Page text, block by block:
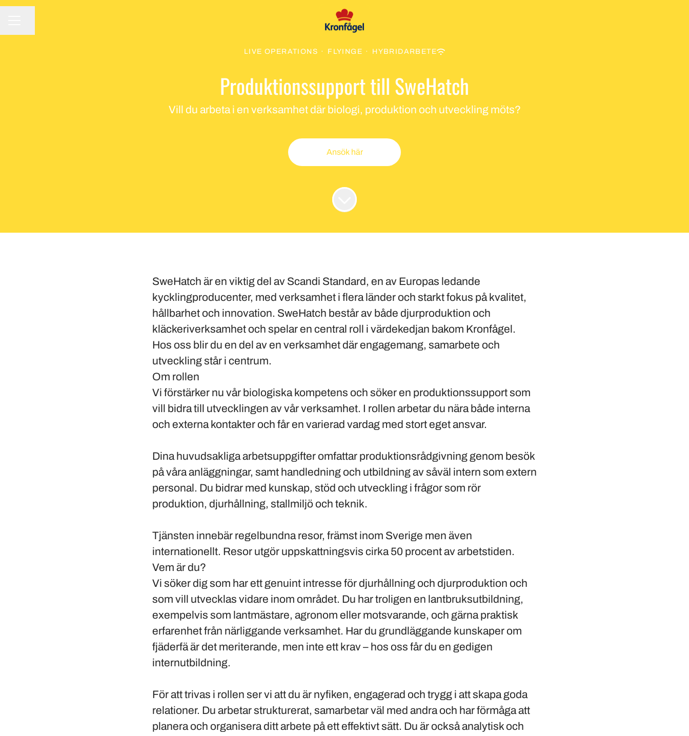
LIVE OPERATIONS · FLYINGE · HYBRIDARBETE
Produktionssupport till SweHatch
Vill du arbeta i en verksamhet där biologi, produktion och utveckling möts?
Ansök här
SweHatch är en viktig del av Scandi Standard, en av Europas ledande
kycklingproducenter, med verksamhet i flera länder och starkt fokus på kvalitet,
hållbarhet och innovation. SweHatch består av både djurproduktion och
kläckeriverksamhet och spelar en central roll i värdekedjan bakom Kronfågel.
Hos oss blir du en del av en verksamhet där engagemang, samarbete och
utveckling står i centrum.
Om rollen
Vi förstärker nu vår biologiska kompetens och söker en produktionssupport som
vill bidra till utvecklingen av vår verksamhet. I rollen arbetar du nära både interna
och externa kontakter och får en varierad vardag med stort eget ansvar.
Dina huvudsakliga arbetsuppgifter omfattar produktionsrådgivning genom besök
på våra anläggningar, samt handledning och utbildning av såväl intern som extern
personal. Du bidrar med kunskap, stöd och utveckling i frågor som rör
produktion, djurhållning, stallmiljö och teknik.
Tjänsten innebär regelbundna resor, främst inom Sverige men även
internationellt. Resor utgör uppskattningsvis cirka 50 procent av arbetstiden.
Vem är du?
Vi söker dig som har ett genuint intresse för djurhållning och djurproduktion och
som vill utvecklas vidare inom området. Du har troligen en lantbruksutbildning,
exempelvis som lantmästare, agronom eller motsvarande, och gärna praktisk
erfarenhet från närliggande verksamhet. Har du grundläggande kunskaper om
fjäderfä är det meriterande, men inte ett krav – hos oss får du en gedigen
internutbildning.
För att trivas i rollen ser vi att du är nyfiken, engagerad och trygg i att skapa goda
relationer. Du arbetar strukturerat, samarbetar väl med andra och har förmåga att
planera och organisera ditt arbete på ett effektivt sätt. Du är också analytisk och